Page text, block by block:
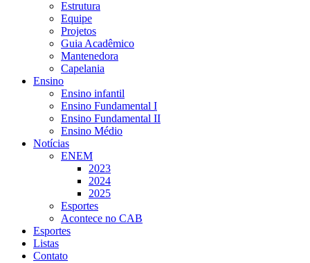
Estrutura
Equipe
Projetos
Guia Acadêmico
Mantenedora
Capelania
Ensino
Ensino infantil
Ensino Fundamental I
Ensino Fundamental II
Ensino Médio
Notícias
ENEM
2023
2024
2025
Esportes
Acontece no CAB
Esportes
Listas
Contato